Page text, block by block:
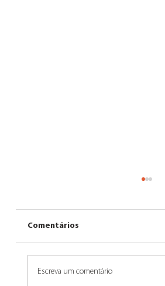
Um dia dá certo
Comentários
Escreva um comentário